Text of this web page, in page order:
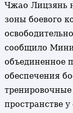
Чжао Лицзянь
зоны боевого
сообщило
объединенное
обеспечения
пространстве